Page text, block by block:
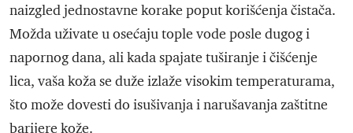
naizgled jednostavne korake poput korišćenja čistača.
Možda uživate u osećaju tople vode posle dugog i
napornog dana, ali kada spajate tuširanje i čišćenje
lica, vaša koža se duže izlaže visokim temperaturama,
što može dovesti do isušivanja i narušavanja zaštitne
barijere kože.